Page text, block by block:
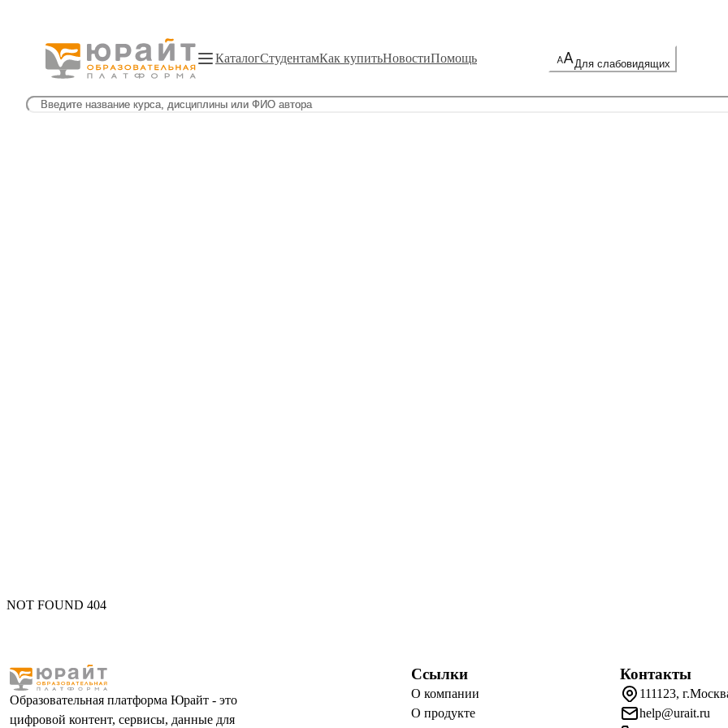
КаталогСтудентамКак купитьНовостиПомощь Для слабовидящих
NOT FOUND 404
Образовательная платформа Юрайт - это
цифровой контент, сервисы, данные для
Ссылки
О компании
О продукте
Контакты
111123,
help@urait.ru